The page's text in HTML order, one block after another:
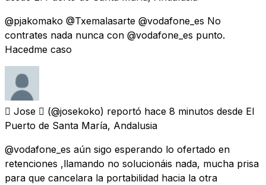
@pjakomako @Txemalasarte @vodafone_es No
contrates nada nunca con @vodafone_es punto.
Hacedme caso
 Jose  (@josekoko) reportó hace 8 minutos desde El
Puerto de Santa María, Andalusia
@vodafone_es aún sigo esperando lo ofertado en
retenciones ,llamando no solucionáis nada, mucha prisa
para que cancelara la portabilidad hacia la otra